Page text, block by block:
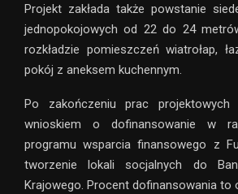
Projekt zakłada także powstanie
jednopokojowych od 22 do 24
rozkładzie pomieszczeń wiatrołap,
pokój z aneksem kuchennym.
Po zakończeniu prac
wnioskiem o dofinansowanie w
programu wsparcia finansowego z
tworzenie lokali socjalnych do
Krajowego. Procent dofinansowania to